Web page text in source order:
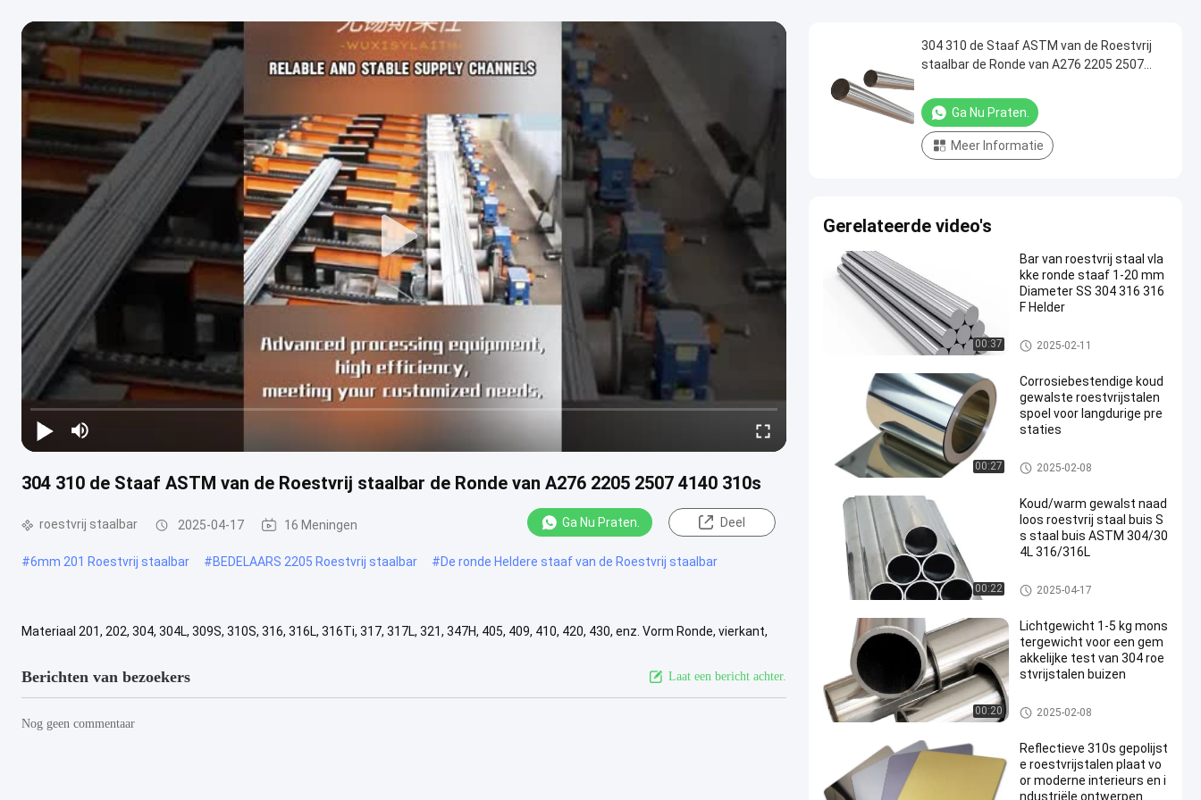
304 310 de Staaf ASTM van de Roestvrij staalbar de Ronde van A276 2205 2507 4140 310s
roestvrij staalbar 2025-04-17 16 Meningen Ga Nu Praten. Deel
#6mm 201 Roestvrij staalbar #BEDELAARS 2205 Roestvrij staalbar #De ronde Heldere staaf van de Roestvrij staalbar
Materiaal 201, 202, 304, 304L, 309S, 310S, 316, 316L, 316Ti, 317, 317L, 321, 347H, 405, 409, 410, 420, 430, enz. Vorm Ronde, vierkant,
Berichten van bezoekers Laat een bericht achter.
Nog geen commentaar
304 310 de Staaf ASTM van de Roestvrij
staalbar de Ronde van A276 2205 2507
Ga Nu Praten.
Meer Informatie
Gerelateerde video's
00:37
Bar van roestvrij staal vla
kke ronde staaf 1-20 mm
Diameter SS 304 316 316
F Helder
roestvrij staalbar
2025-02-11
00:27
Corrosiebestendige koud
gewalste roestvrijstalen
spoel voor langdurige pre
staties
Koudgewalste Roestvrij staalr
ol
2025-02-08
00:22
Koud/warm gewalst naad
loos roestvrij staal buis S
s staal buis ASTM 304/30
4L 316/316L
decoratieve ruiten van roestvrij
staal
2025-04-17
00:20
Lichtgewicht 1-5 kg mons
tergewicht voor een gem
akkelijke test van 304 roe
stvrijstalen buizen
304 roestvrij staalpijp
2025-02-08
Reflectieve 310s gepolijst
e roestvrijstalen plaat vo
or moderne interieurs en i
ndustriële ontwerpen